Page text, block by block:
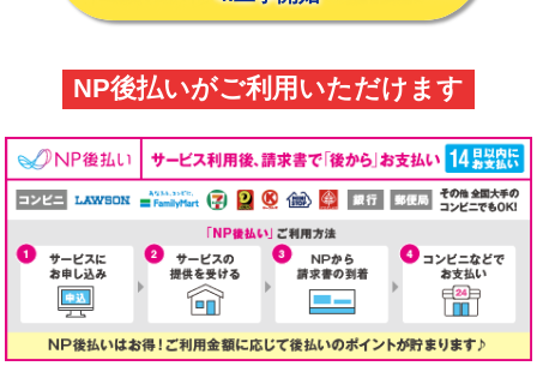
NP後払いがご利用いただけます